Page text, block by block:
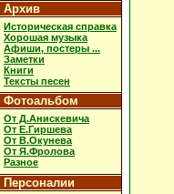
Архив
Историческая справка
Хорошая музыка
Афиши, постеры ...
Заметки
Книги
Тексты песен
Фотоальбом
От Д.Анискевича
От Е.Гиршева
От В.Окунева
От Я.Фролова
Разное
Персоналии